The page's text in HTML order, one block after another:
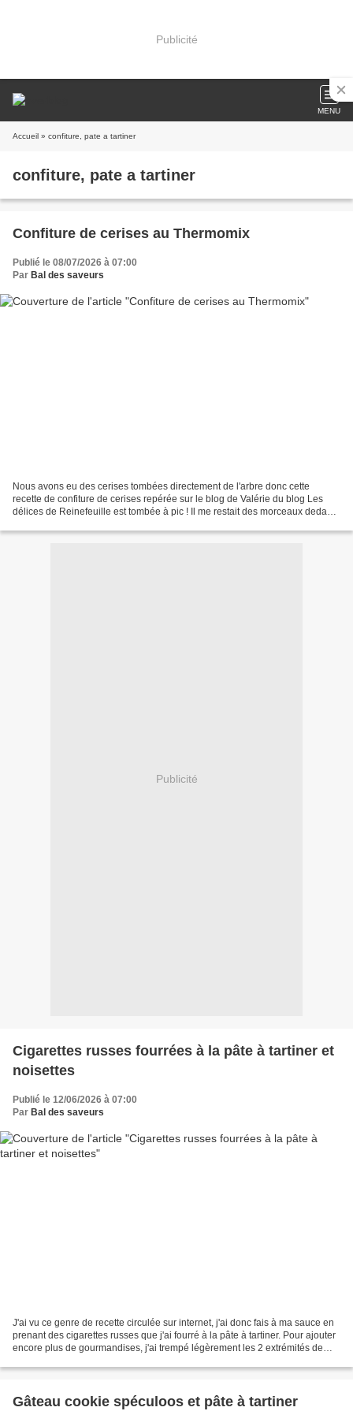
Publicité
MENU
Accueil » confiture, pate a tartiner
confiture, pate a tartiner
Confiture de cerises au Thermomix
Publié le 08/07/2026 à 07:00
Par Bal des saveurs
Nous avons eu des cerises tombées directement de l'arbre donc cette
recette de confiture de cerises repérée sur le blog de Valérie du blog Les
délices de Reinefeuille est tombée à pic ! Il me restait des morceaux dedans
Publicité
Cigarettes russes fourrées à la pâte à tartiner et
noisettes
Publié le 12/06/2026 à 07:00
Par Bal des saveurs
J'ai vu ce genre de recette circulée sur internet, j'ai donc fais à ma sauce en
prenant des cigarettes russes que j'ai fourré à la pâte à tartiner. Pour ajouter
encore plus de gourmandises, j'ai trempé légèrement les 2 extrémités de
Gâteau cookie spéculoos et pâte à tartiner